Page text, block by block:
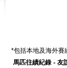
*包括本地及海外賽
馬匹往績紀錄 - 友